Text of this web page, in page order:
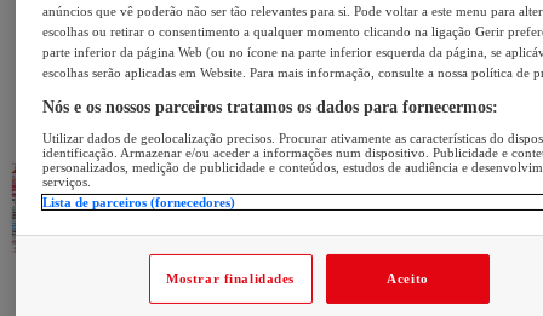
anúncios que vê poderão não ser tão relevantes para si. Pode voltar a este menu para
escolhas ou retirar o consentimento a qualquer momento clicando na ligação Gerir
parte inferior da página Web (ou no ícone na parte inferior esquerda da página, se
escolhas serão aplicadas em Website. Para mais informação, consulte a nossa política de
Nós e os nossos parceiros tratamos os dados para fornecermos:
Utilizar dados de geolocalização precisos. Procurar ativamente as características do
identificação. Armazenar e/ou aceder a informações num dispositivo. Publicidade e
personalizados, medição de publicidade e conteúdos, estudos de audiência e
serviços.
Lista de parceiros (fornecedores)
Mostrar finalidades Aceito